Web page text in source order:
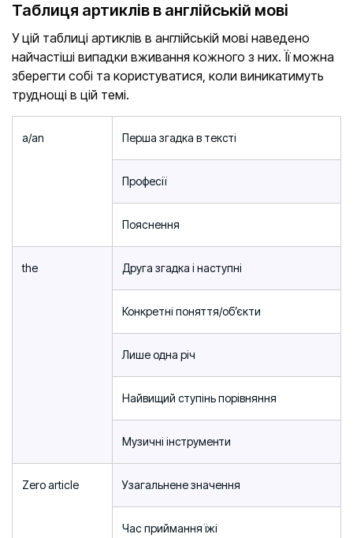
Таблиця артиклів в англійській мові
У цій таблиці артиклів в англійській мові наведено
найчастіші випадки вживання кожного з них. Її можна
зберегти собі та користуватися, коли виникатимуть
труднощі в цій темі.
a/an Перша згадка в тексті
Професії
Пояснення
the Друга згадка і наступні
Конкретні поняття/об’єкти
Лише одна річ
Найвищий ступінь порівняння
Музичні інструменти
Zero article Узагальнене значення
Час приймання їжі